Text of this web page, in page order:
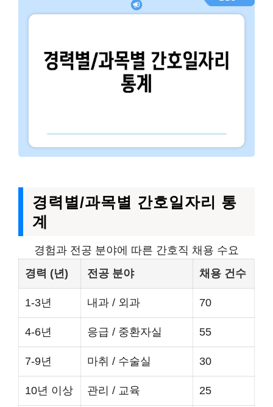
경력별/과목별 간호일자리 통
계
경험과 전공 분야에 따른 간호직 채용 수요
경력 (년)
전공 분야 채용 건수
1-3년 내과 / 외과 70
4-6년 응급 / 중환자실 55
7-9년 마취 / 수술실 30
10년 이상 관리 / 교육 25